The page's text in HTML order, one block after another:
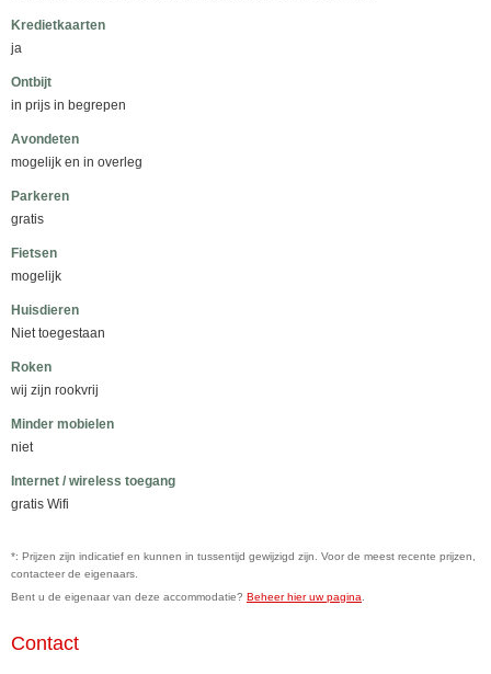
Kredietkaarten
ja
Ontbijt
in prijs in begrepen
Avondeten
mogelijk en in overleg
Parkeren
gratis
Fietsen
mogelijk
Huisdieren
Niet toegestaan
Roken
wij zijn rookvrij
Minder mobielen
niet
Internet / wireless toegang
gratis Wifi
*: Prijzen zijn indicatief en kunnen in tussentijd gewijzigd zijn. Voor de meest recente prijzen,
contacteer de eigenaars.
Bent u de eigenaar van deze accommodatie? Beheer hier uw pagina
Contact